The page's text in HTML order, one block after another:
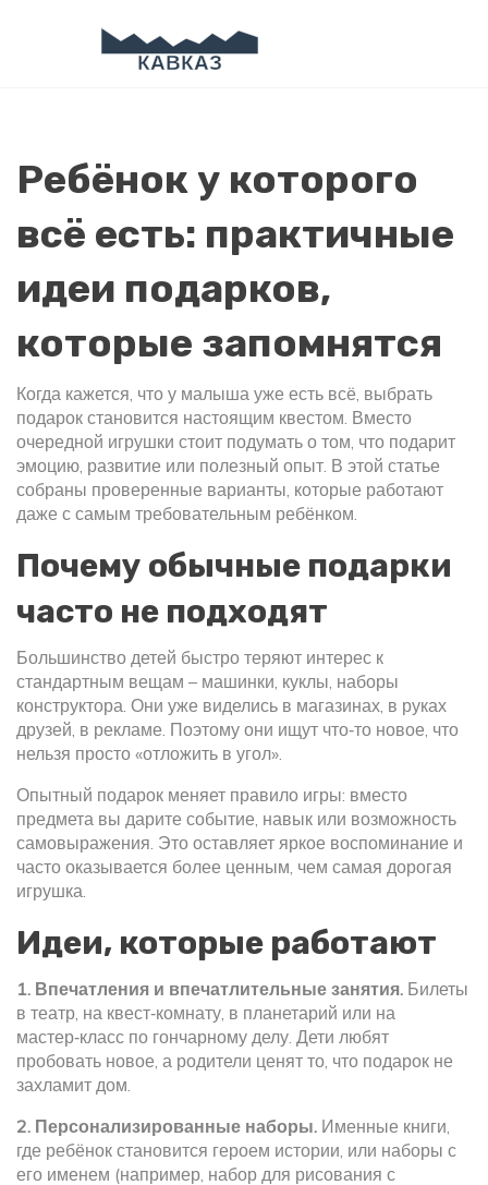
Ребёнок у которого
всё есть: практичные
идеи подарков,
которые запомнятся
Когда кажется, что у малыша уже есть всё, выбрать
подарок становится настоящим квестом. Вместо
очередной игрушки стоит подумать о том, что подарит
эмоцию, развитие или полезный опыт. В этой статье
собраны проверенные варианты, которые работают
даже с самым требовательным ребёнком.
Почему обычные подарки
часто не подходят
Большинство детей быстро теряют интерес к
стандартным вещам – машинки, куклы, наборы
конструктора. Они уже виделись в магазинах, в руках
друзей, в рекламе. Поэтому они ищут что‑то новое, что
нельзя просто «отложить в угол».
Опытный подарок меняет правило игры: вместо
предмета вы дарите событие, навык или возможность
самовыражения. Это оставляет яркое воспоминание и
часто оказывается более ценным, чем самая дорогая
игрушка.
Идеи, которые работают
1. Впечатления и впечатлительные занятия. Билеты
в театр, на квест‑комнату, в планетарий или на
мастер‑класс по гончарному делу. Дети любят
пробовать новое, а родители ценят то, что подарок не
захламит дом.
2. Персонализированные наборы. Именные книги,
где ребёнок становится героем истории, или наборы с
его именем (например, набор для рисования с